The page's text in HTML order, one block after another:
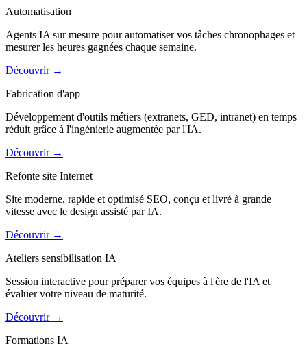
Automatisation
Agents IA sur mesure pour automatiser vos tâches chronophages et
mesurer les heures gagnées chaque semaine.
Découvrir →
Fabrication d'app
Développement d'outils métiers (extranets, GED, intranet) en temps
réduit grâce à l'ingénierie augmentée par l'IA.
Découvrir →
Refonte site Internet
Site moderne, rapide et optimisé SEO, conçu et livré à grande
vitesse avec le design assisté par IA.
Découvrir →
Ateliers sensibilisation IA
Session interactive pour préparer vos équipes à l'ère de l'IA et
évaluer votre niveau de maturité.
Découvrir →
Formations IA